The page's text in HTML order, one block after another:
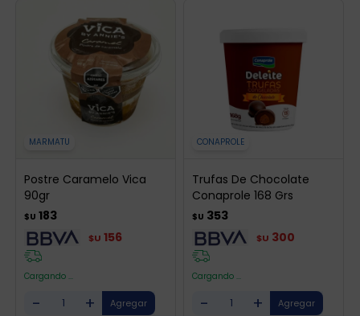
MARMATU
Postre Caramelo Vica
90gr
$U 183
$U 156
Cargando ...
- +
CONAPROLE
Trufas De Chocolate
Conaprole 168 Grs
$U 353
$U 300
Cargando ...
- +